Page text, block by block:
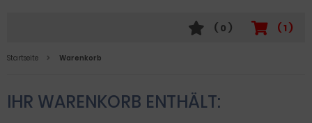
( 1 )
( 0 )
Startseite Warenkorb
IHR WARENKORB ENTHÄLT: